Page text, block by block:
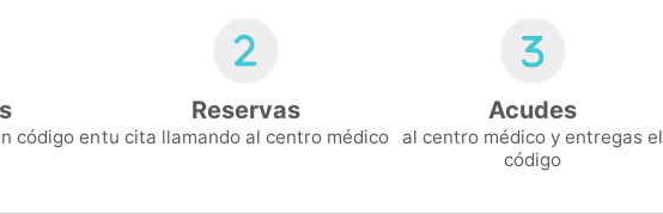
código en
Reservas
tu cita llamando al centro médico
Acudes
al centro médico y entregas el
código